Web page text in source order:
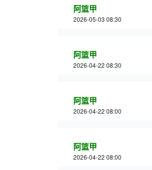
阿篮甲
2026-05-03 08:30
阿篮甲
2026-04-22 08:30
阿篮甲
2026-04-22 08:00
阿篮甲
2026-04-22 08:00